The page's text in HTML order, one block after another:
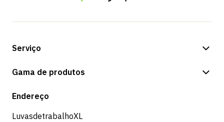
Serviço
Opções de pagamento
Devoluções e serviço
Gama de produtos
Loja
Endereço
LuvasdetrabalhoXL